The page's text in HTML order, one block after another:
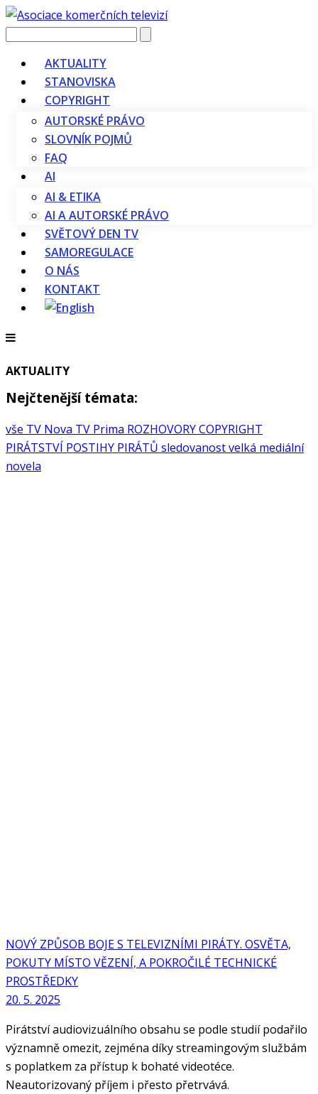
Vyhledávání
AKTUALITY
STANOVISKA
COPYRIGHT
AUTORSKÉ PRÁVO
SLOVNÍK POJMŮ
FAQ
AI
AI & ETIKA
AI A AUTORSKÉ PRÁVO
SVĚTOVÝ DEN TV
SAMOREGULACE
O NÁS
KONTAKT
AKTUALITY
Nejčtenější témata:
vše TV Nova TV Prima ROZHOVORYCOPYRIGHT
PIRÁTSTVÍ POSTIHY PIRÁTŮ sledovanostvelká mediální
novela
NOVÝ ZPŮSOB BOJE S TELEVIZNÍMI PIRÁTY. OSVĚTA,
POKUTY MÍSTO VĚZENÍ, A POKROČILÉ TECHNICKÉ
PROSTŘEDKY
20. 5. 2025
Pirátství audiovizuálního obsahu se podle studií podařilo
významně omezit, zejména díky streamingovým službám
s poplatkem za přístup k bohaté videotéce.
Neautorizovaný příjem i přesto přetrvává.